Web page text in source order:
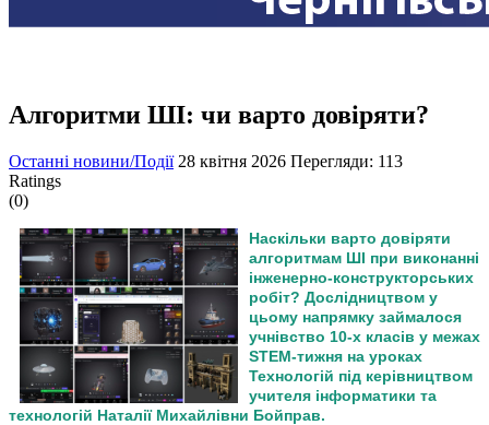
Алгоритми ШІ: чи варто довіряти?
Останні новини/Події 28 квітня 2026 Перегляди: 113
Ratings
(0)
Наскільки варто довіряти
алгоритмам ШІ при виконанні
інженерно-конструкторських
робіт? Дослідництвом у
цьому напрямку займалося
учнівство 10-х класів у межах
STEM-тижня на уроках
Технологій під керівництвом
учителя інформатики та
технологій Наталії Михайлівни Бойправ.